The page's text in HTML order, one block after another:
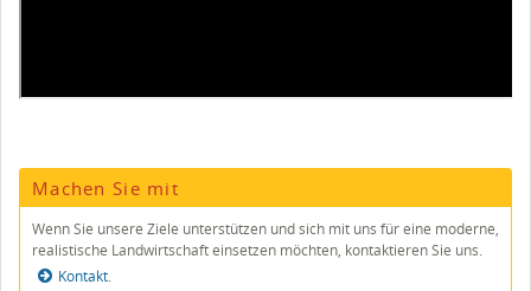
Machen Sie mit
Wenn Sie unsere Ziele unterstützen und sich mit uns für eine mo­derne,
realistische Land­wirt­schaft einsetzen möchten, kontak­tieren Sie uns.
Kontakt.